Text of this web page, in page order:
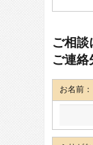
ご相談
ご連絡
お名前：